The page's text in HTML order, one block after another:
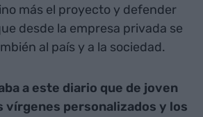
más el proyecto y defender
desde la empresa privada se
al país y a la sociedad.
a este diario que de joven
vírgenes personalizados y los